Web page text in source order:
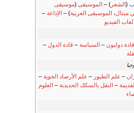
( الشعر ) – الموسيقى (موسيقى
ميتال، الموسيقى العربية) – الإذاعة –
ألعاب الفيديو
قادة دوليون – السياسة – قادة الدول –
– علم الطيور – علم الأرصاد الجوية –
– النقل بالسكك الحديدية – العلوم